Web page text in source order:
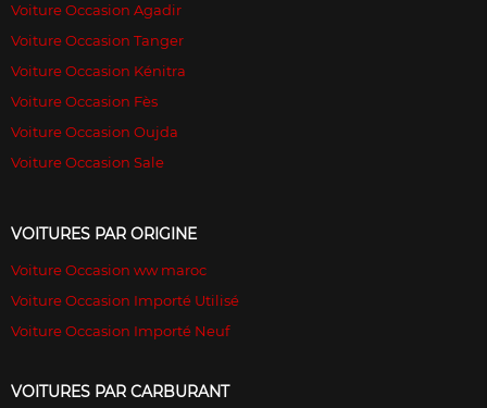
Voiture Occasion Agadir
Voiture Occasion Tanger
Voiture Occasion Kénitra
Voiture Occasion Fès
Voiture Occasion Oujda
Voiture Occasion Sale
VOITURES PAR ORIGINE
Voiture Occasion ww maroc
Voiture Occasion Importé Utilisé
Voiture Occasion Importé Neuf
VOITURES PAR CARBURANT